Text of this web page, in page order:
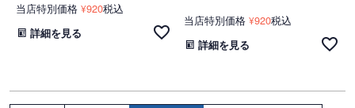
当店特別価格 ¥920税込
詳細を見る
当店特別価格 ¥920税込
詳細を見る